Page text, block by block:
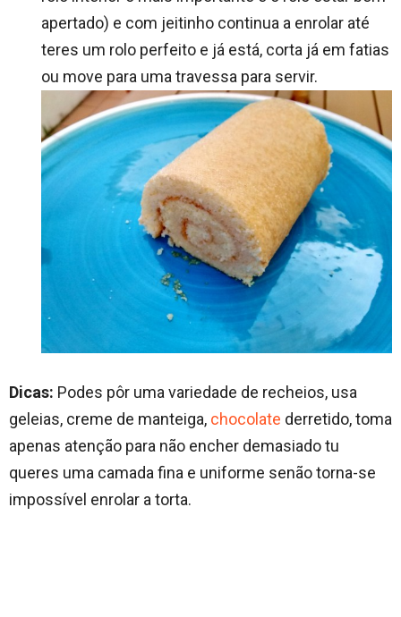
apertado) e com jeitinho continua a enrolar até
teres um rolo perfeito e já está, corta já em fatias
ou move para uma travessa para servir.
Dicas: Podes pôr uma variedade de recheios, usa
geleias, creme de manteiga, chocolate derretido, toma
apenas atenção para não encher demasiado tu
queres uma camada fina e uniforme senão torna-se
impossível enrolar a torta.